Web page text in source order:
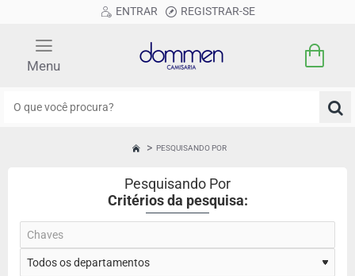
ENTRAR REGISTRAR-SE
PESQUISANDO POR
Pesquisando Por
Critérios da pesquisa: